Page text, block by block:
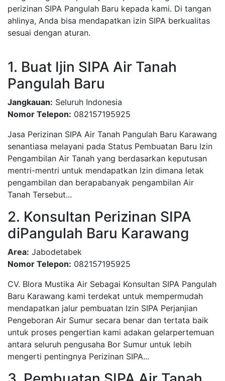
perizinan SIPA Pangulah Baru kepada kami. Di tangan
ahlinya, Anda bisa mendapatkan izin SIPA berkualitas
sesuai dengan aturan.
1. Buat Ijin SIPA Air Tanah
Pangulah Baru
Jangkauan: Seluruh Indonesia
Nomor Telepon: 082157195925
Jasa Perizinan SIPA Air Tanah Pangulah Baru Karawang
senantiasa melayani pada Status Pembuatan Baru Izin
Pengambilan Air Tanah yang berdasarkan keputusan
mentri-mentri untuk mendapatkan Izin dimana letak
pengambilan dan berapabanyak pengambilan Air
Tanah Tersebut...
2. Konsultan Perizinan SIPA
diPangulah Baru Karawang
Area: Jabodetabek
Nomor Telepon: 082157195925
CV. Blora Mustika Air Sebagai Konsultan SIPA Pangulah
Baru Karawang kami terdekat untuk mempermudah
mendapatkan jalur pembuatan Izin SIPA Perjanjian
Pengeboran Air Sumur secara benar dan tertata baik
untuk proses pengertian kami adakan gelarpertemuan
antara seluruh pengusaha Bor Sumur untuk lebih
mengerti pentingnya Perizinan SIPA...